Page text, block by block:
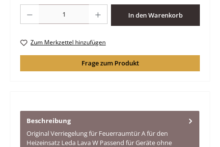
In den Warenkorb
Zum Merkzettel hinzufügen
Frage zum Produkt
Beschreibung
Original Verriegelung für Feuerraumtür A für den
Heizeinsatz Leda Lava W Passend für Geräte ohne